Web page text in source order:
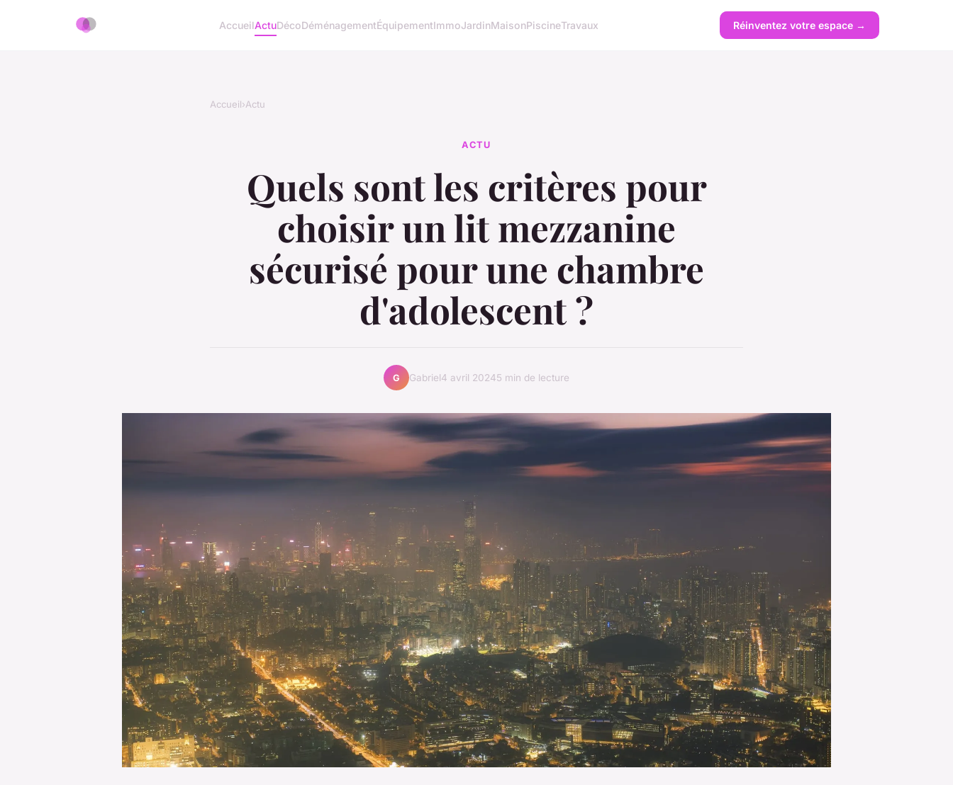
AccueilActuDécoDéménagementÉquipementImmoJardinMaisonPiscineTravaux Réinventez votre espace →
Accueil›Actu
ACTU
Quels sont les critères pour
choisir un lit mezzanine
sécurisé pour une chambre
d'adolescent ?
G Gabriel4 avril 20245 min de lecture